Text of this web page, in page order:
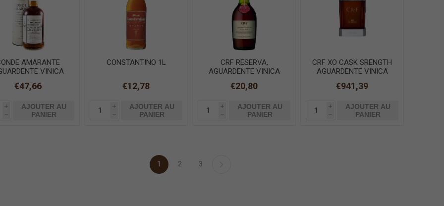
AMARANTE
VINICA
€47,66
i
h
AJOUTER AU
PANIER
CONSTANTINO 1L
€12,78
i
h
AJOUTER AU
PANIER
CRF RESERVA,
AGUARDENTE VINICA
€20,80
i
h
AJOUTER AU
PANIER
CRF XO CASK SRENGTH
AGUARDENTE VINICA
€941,39
i
h
AJOUTER AU
PANIER
1 2 3